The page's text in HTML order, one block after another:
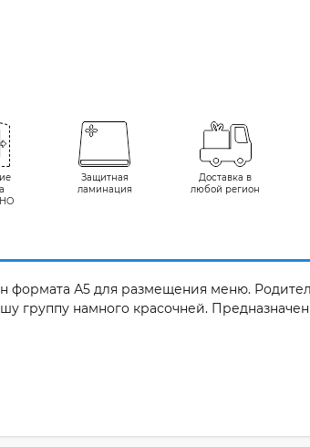
Защитная
ламинация
Доставка в
любой регион
А5 для размещения меню.
группу намного красочней.